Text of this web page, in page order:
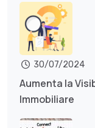
30/07/2024
Aumenta la
Immobiliare